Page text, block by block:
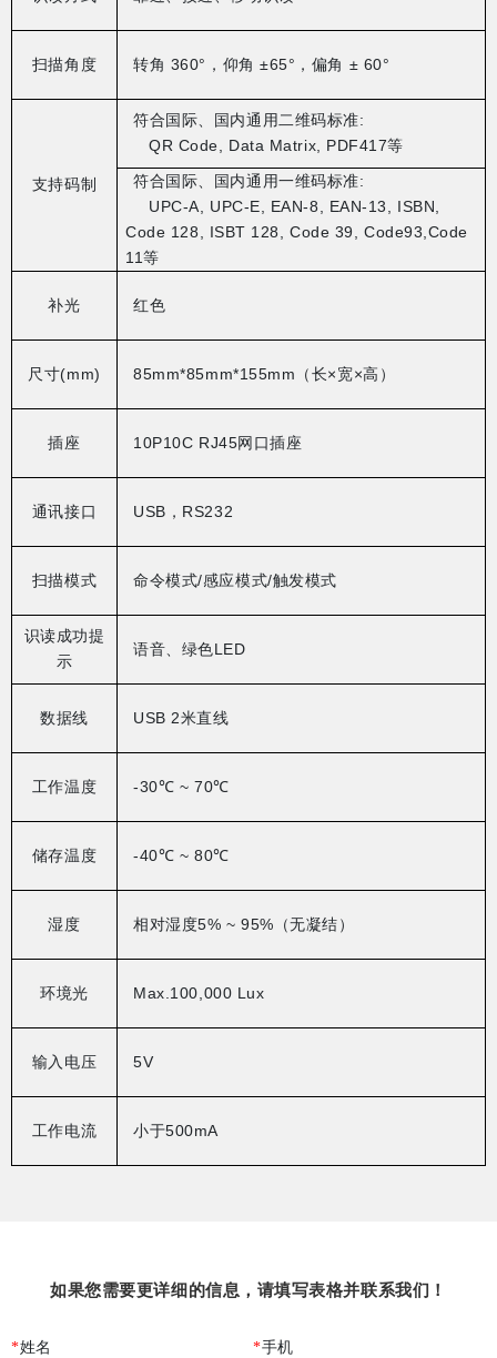
扫描角度 转角 360° ，仰角 ±65° ，偏角 ± 60°
支持码制
符合国际、国内通用二维码标准:
QR Code, Data Matrix, PDF417等
符合国际、国内通用一维码标准:
UPC-A, UPC-E, EAN-8, EAN-13, ISBN,
Code 128, ISBT 128, Code 39, Code93,Code
11等
补光 红色
尺寸(mm) 85mm*85mm*155mm （长×宽×高）
插座 10P10C RJ45网口插座
通讯接口 USB ， RS232
扫描模式 命令模式/感应模式/触发模式
识读成功提
示
语音、绿色LED
数据线 USB 2米直线
工作温度 -30℃ ~ 70℃
储存温度 -40℃ ~ 80℃
湿度 相对湿度5% ~ 95% （无凝结）
环境光 Max.100,000 Lux
输入电压 5V
工作电流 小于500mA
如果您需要更详细的信息，请填写表格并联系我们！
*姓名 *手机